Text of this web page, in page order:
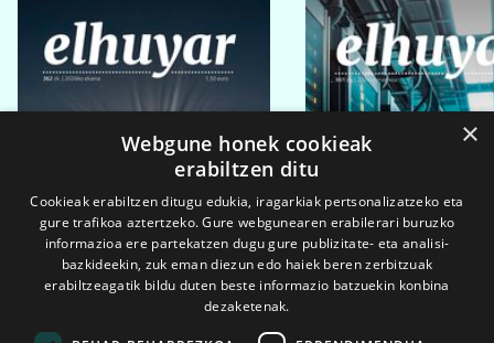
×
Webgune honek cookieak
erabiltzen ditu
Cookieak erabiltzen ditugu edukia, iragarkiak pertsonalizatzeko eta
gure trafikoa aztertzeko. Gure webgunearen erabilerari buruzko
informazioa ere partekatzen dugu gure publizitate- eta analisi-
bazkideekin, zuk eman diezun edo haiek beren zerbitzuak
erabiltzeagatik bildu duten beste informazio batzuekin konbina
dezaketenak.